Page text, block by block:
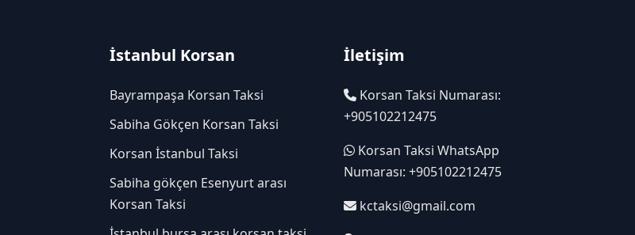
İstanbul Korsan
Bayrampaşa Korsan Taksi
Sabiha Gökçen Korsan Taksi
Korsan İstanbul Taksi
Sabiha gökçen Esenyurt arası
Korsan Taksi
İletişim
Korsan Taksi Numarası:
+905102212475
Korsan Taksi WhatsApp
Numarası: +905102212475
kctaksi@gmail.com